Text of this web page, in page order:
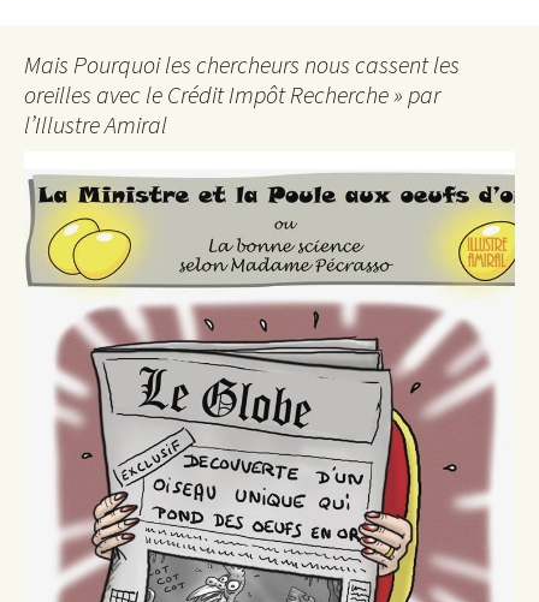
Mais Pourquoi les chercheurs nous cassent les
oreilles avec le Crédit Impôt Recherche » par
l’Illustre Amiral